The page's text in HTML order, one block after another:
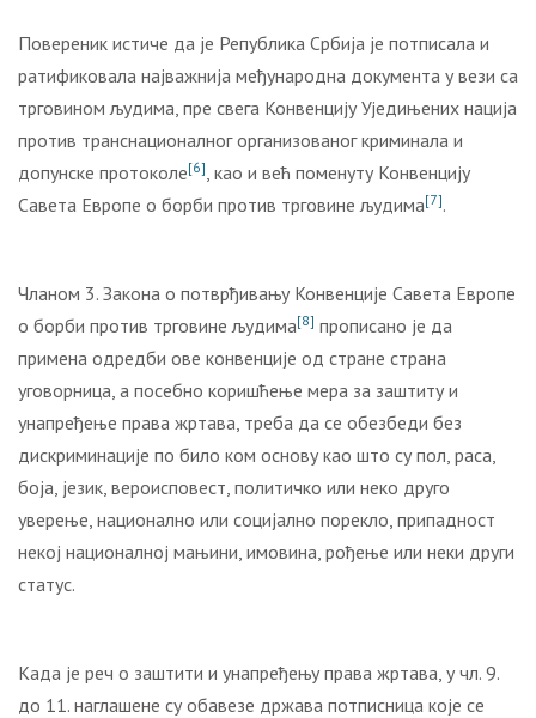
Повереник истиче да је Република Србија је потписала и
ратификовала најважнија међународна документа у вези са
трговином људима, пре свега Конвенцију Уједињених нација
против транснационалног организованог криминала и
допунске протоколе[6], као и већ поменуту Конвенцију
Савета Европе о борби против трговине људима[7].
Чланом 3. Закона о потврђивању Конвенције Савета Европе
о борби против трговине људима[8] прописано је да
примена одредби ове конвенције од стране страна
уговорница, а посебно коришћење мера за заштиту и
унапређење права жртава, треба да се обезбеди без
дискриминације по било ком основу као што су пол, раса,
боја, језик, вероисповест, политичко или неко друго
уверење, национално или социјално порекло, припадност
некој националној мањини, имовина, рођење или неки други
статус.
Када је реч о заштити и унапређењу права жртава, у чл. 9.
до 11. наглашене су обавезе држава потписница које се